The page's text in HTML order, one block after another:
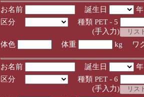
お名前 誕生日
区分
種類 PET - 5
(手入力)
体色
体重 kg ワ
お名前 誕生日
区分
種類 PET - 6
(手入力)